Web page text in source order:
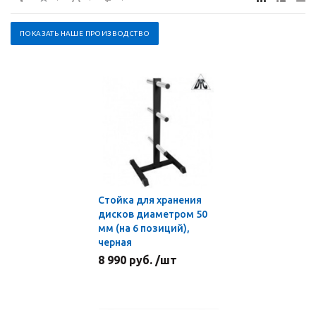
ПОКАЗАТЬ НАШЕ ПРОИЗВОДСТВО
Стойка для хранения
дисков диаметром 50
мм (на 6 позиций),
черная
8 990 руб. /шт